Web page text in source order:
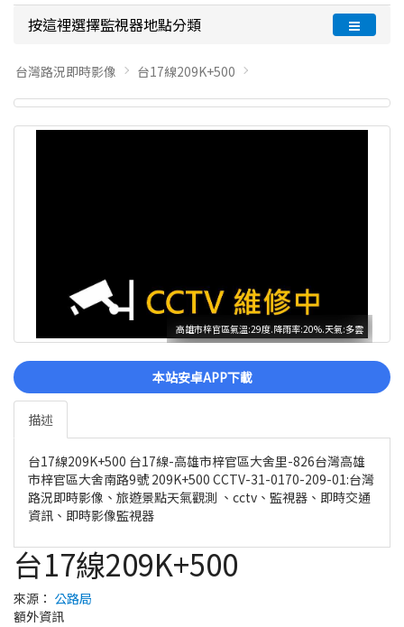
按這裡選擇監視器地點分類
台灣路況即時影像 台17線209K+500
高雄市梓官區氣溫:29度.降雨率:20%.天氣:多雲
本站安卓APP下載
描述
台17線209K+500 台17線-高雄市梓官區大舍里-826台灣高雄
市梓官區大舍南路9號 209K+500 CCTV-31-0170-209-01:台灣
路況即時影像、旅遊景點天氣觀測 、cctv、監視器、即時交通
資訊、即時影像監視器
台17線209K+500
來源： 公路局
額外資訊